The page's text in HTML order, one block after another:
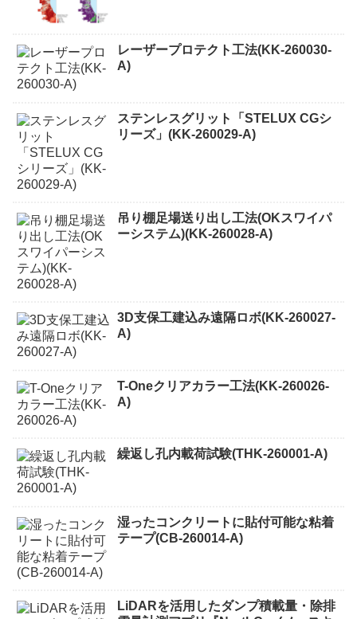
レーザープロテクト⼯法(KK-260030-
A)
ステンレスグリット「STELUX CGシ
リーズ」(KK-260029-A)
吊り棚足場送り出し工法(OKスワイパ
ーシステム)(KK-260028-A)
3D支保工建込み遠隔ロボ(KK-260027-
A)
T-Oneクリアカラー工法(KK-260026-
A)
繰返し孔内載荷試験(THK-260001-A)
湿ったコンクリートに貼付可能な粘着
テープ(CB-260014-A)
LiDARを活用したダンプ積載量・除排